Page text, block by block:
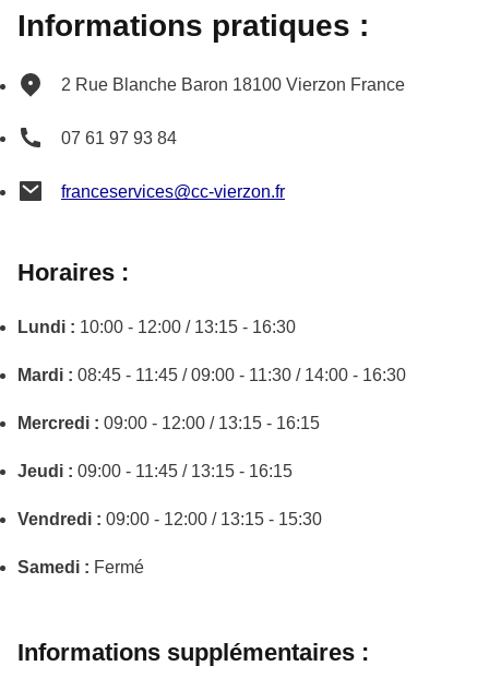
Informations pratiques :
2 Rue Blanche Baron 18100 Vierzon France
07 61 97 93 84
franceservices@cc-vierzon.fr
Horaires :
Lundi : 10:00 - 12:00 / 13:15 - 16:30
Mardi : 08:45 - 11:45 / 09:00 - 11:30 / 14:00 - 16:30
Mercredi : 09:00 - 12:00 / 13:15 - 16:15
Jeudi : 09:00 - 11:45 / 13:15 - 16:15
Vendredi : 09:00 - 12:00 / 13:15 - 15:30
Samedi : Fermé
Informations supplémentaires :